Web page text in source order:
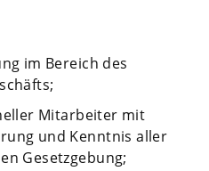
im Bereich des
Mitarbeiter mit
und Kenntnis aller
Gesetzgebung;